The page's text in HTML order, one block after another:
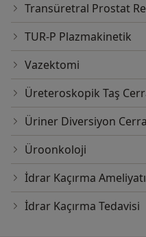
Transüretral Prostat
TUR-P Plazmakinetik
Vazektomi
Üreteroskopik Taş
Üriner Diversiyon
Üroonkoloji
İdrar Kaçırma Ameliyatı
İdrar Kaçırma Tedavisi